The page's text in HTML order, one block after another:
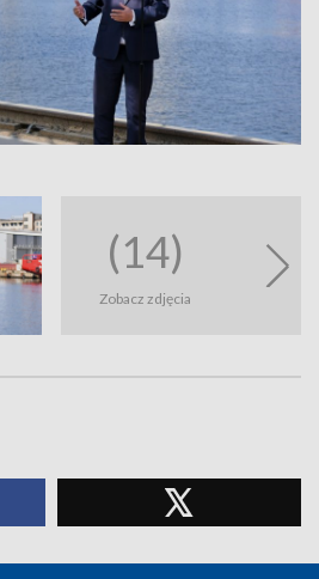
(14)
Zobacz zdjęcia